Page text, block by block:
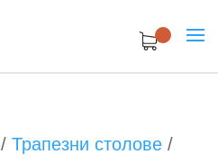
/Трапезни столове /